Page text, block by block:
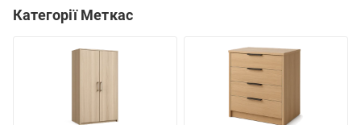
Немає
Категорії Меткас